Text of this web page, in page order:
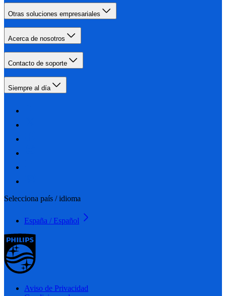
Otras soluciones empresariales
Acerca de nosotros
Contacto de soporte
Siempre al día
Selecciona país / idioma
España / Español
Aviso de Privacidad